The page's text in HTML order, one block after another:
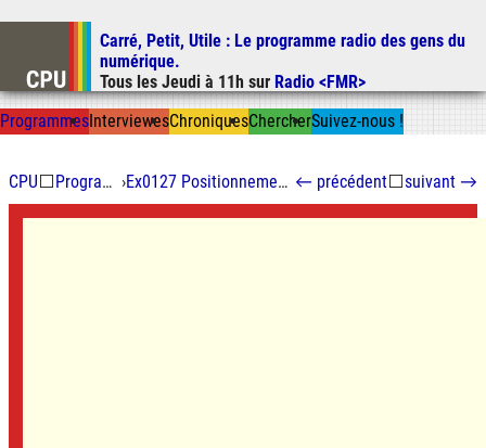
Aller au contenu
Aller à la recherche
Carré, Petit, Utile : Le programme radio des gens du
numérique.
Tous les Jeudi à 11h sur Radio <FMR>
ProgrammesInterviewesChroniquesChercherSuivez-nous !
CPU⬜ Programmes › Ex0127 Positionnement in-doors ← précédent⬜suivant →